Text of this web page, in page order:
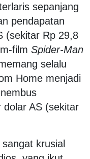
sepanjang
pendapatan
(sekitar Rp 29,8
film Spider-Man
selalu
Home menjadi
dolar AS (sekitar
krusial